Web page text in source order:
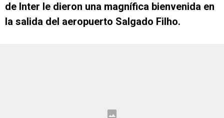
de Inter le dieron una magnífica bienvenida en
la salida del aeropuerto Salgado Filho.